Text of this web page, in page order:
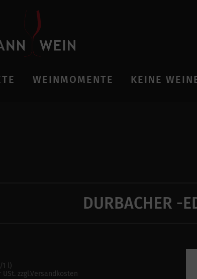
WEINMOMENTE KEINE
DURBACHER -
1 l)
zzgl.Versandkosten